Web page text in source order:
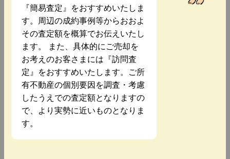
『簡易査定』をおすすめいたしま
す。周辺の成約事例等からおおよ
その査定額を概算でお伝えいたし
ます。 また、具体的にご売却を
お考えのお客さまには『訪問査
定』をおすすめいたします。ご所
有不動産の個別要因を調査・考慮
したうえでの査定額となりますの
で、より実勢に近いものとなりま
す。